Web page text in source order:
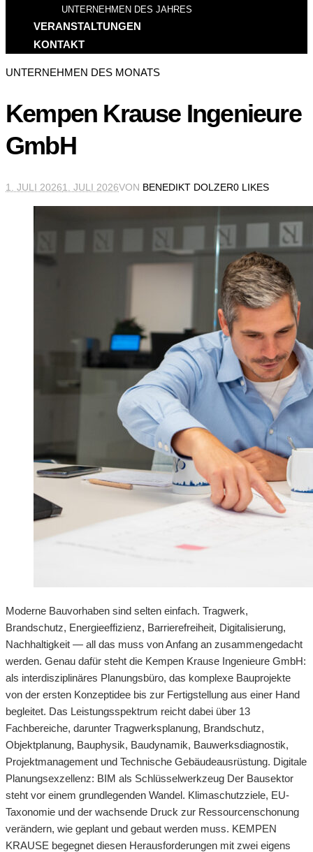
UNTERNEHMEN DES JAHRES
VERANSTALTUNGEN
KONTAKT
UNTERNEHMEN DES MONATS
Kempen Krause Ingenieure
GmbH
1. JULI 20261. JULI 2026VON BENEDIKT DOLZER0 LIKES
Moderne Bauvorhaben sind selten einfach. Tragwerk,
Brandschutz, Energieeffizienz, Barrierefreiheit, Digitalisierung,
Nachhaltigkeit — all das muss von Anfang an zusammengedacht
werden. Genau dafür steht die Kempen Krause Ingenieure GmbH:
als interdisziplinäres Planungsbüro, das komplexe Bauprojekte
von der ersten Konzeptidee bis zur Fertigstellung aus einer Hand
begleitet. Das Leistungsspektrum reicht dabei über 13
Fachbereiche, darunter Tragwerksplanung, Brandschutz,
Objektplanung, Bauphysik, Baudynamik, Bauwerksdiagnostik,
Projektmanagement und Technische Gebäudeausrüstung. Digitale
Planungsexzellenz: BIM als Schlüsselwerkzeug Der Bausektor
steht vor einem grundlegenden Wandel. Klimaschutzziele, EU-
Taxonomie und der wachsende Druck zur Ressourcenschonung
verändern, wie geplant und gebaut werden muss. KEMPEN
KRAUSE begegnet diesen Herausforderungen mit zwei eigens